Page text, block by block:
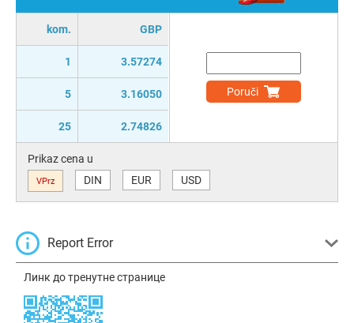
kom. GBP
1 3.57274
5 3.16050
25 2.74826
Poruči
Prikaz cena u
VPrz DIN EUR USD
Report Error
Линк до тренутне странице